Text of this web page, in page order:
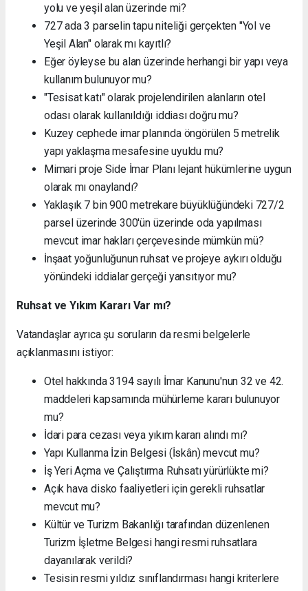
yolu ve yeşil alan üzerinde mi?
727 ada 3 parselin tapu niteliği gerçekten "Yol ve
Yeşil Alan" olarak mı kayıtlı?
Eğer öyleyse bu alan üzerinde herhangi bir yapı veya
kullanım bulunuyor mu?
"Tesisat katı" olarak projelendirilen alanların otel
odası olarak kullanıldığı iddiası doğru mu?
Kuzey cephede imar planında öngörülen 5 metrelik
yapı yaklaşma mesafesine uyuldu mu?
Mimari proje Side İmar Planı lejant hükümlerine uygun
olarak mı onaylandı?
Yaklaşık 7 bin 900 metrekare büyüklüğündeki 727/2
parsel üzerinde 300'ün üzerinde oda yapılması
mevcut imar hakları çerçevesinde mümkün mü?
İnşaat yoğunluğunun ruhsat ve projeye aykırı olduğu
yönündeki iddialar gerçeği yansıtıyor mu?
Ruhsat ve Yıkım Kararı Var mı?
Vatandaşlar ayrıca şu soruların da resmi belgelerle
açıklanmasını istiyor:
Otel hakkında 3194 sayılı İmar Kanunu'nun 32 ve 42.
maddeleri kapsamında mühürleme kararı bulunuyor
mu?
İdari para cezası veya yıkım kararı alındı mı?
Yapı Kullanma İzin Belgesi (İskân) mevcut mu?
İş Yeri Açma ve Çalıştırma Ruhsatı yürürlükte mi?
Açık hava disko faaliyetleri için gerekli ruhsatlar
mevcut mu?
Kültür ve Turizm Bakanlığı tarafından düzenlenen
Turizm İşletme Belgesi hangi resmi ruhsatlara
dayanılarak verildi?
Tesisin resmi yıldız sınıflandırması hangi kriterlere